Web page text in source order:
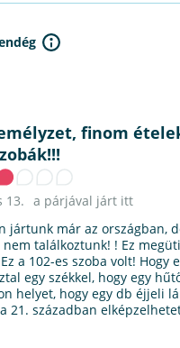
finom
13. a párjával járt itt
jártunk már az országban,
nem találkoztunk! ! Ez
a 102-es szoba volt! Hogy
egy székkel, hogy egy
helyet, hogy egy db éjjeli
21. században